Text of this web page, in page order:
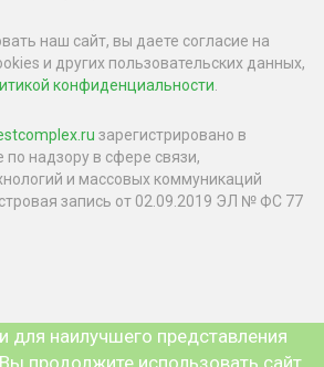
наш сайт, вы даете согласие на
и других пользовательских данных,
конфиденциальности.
зарегистрировано в
надзору в сфере связи,
и массовых коммуникаций
запись от 02.09.2019 ЭЛ № ФС 77
для наилучшего представления